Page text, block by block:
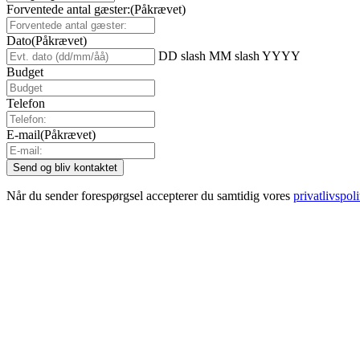
Forventede antal gæster:(Påkrævet)
Dato(Påkrævet)
DD slash MM slash YYYY
Budget
Telefon
E-mail(Påkrævet)
Når du sender forespørgsel accepterer du samtidig vores